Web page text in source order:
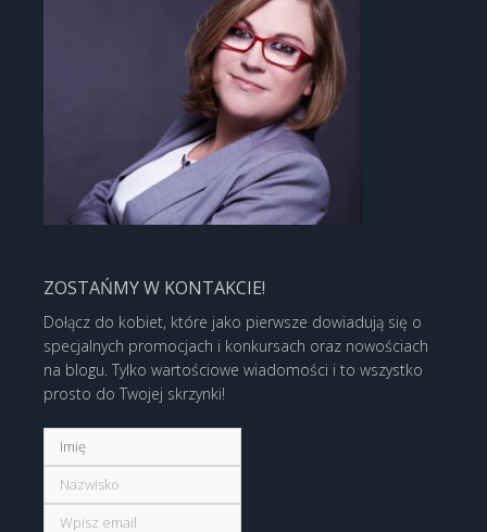
ZOSTAŃMY W KONTAKCIE!
Dołącz do kobiet, które jako pierwsze dowiadują się o
specjalnych promocjach i konkursach oraz nowościach
na blogu. Tylko wartościowe wiadomości i to wszystko
prosto do Twojej skrzynki!